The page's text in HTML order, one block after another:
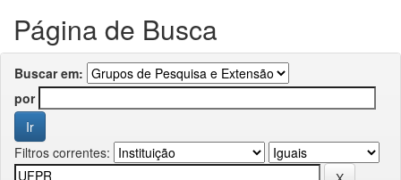
Página de Busca
Buscar em:
por
Filtros correntes: